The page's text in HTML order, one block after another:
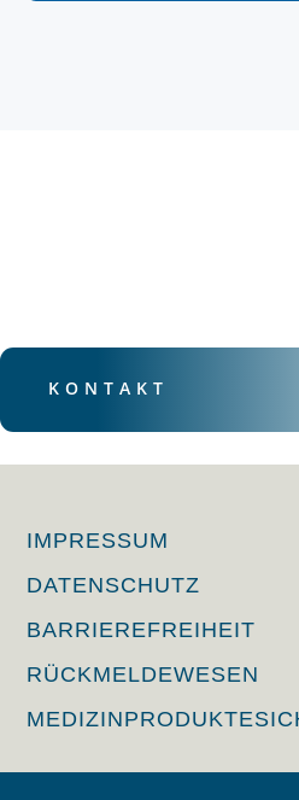
KONTAKT
IMPRESSUM
DATENSCHUTZ
BARRIEREFREIHEIT
RÜCKMELDEWESEN